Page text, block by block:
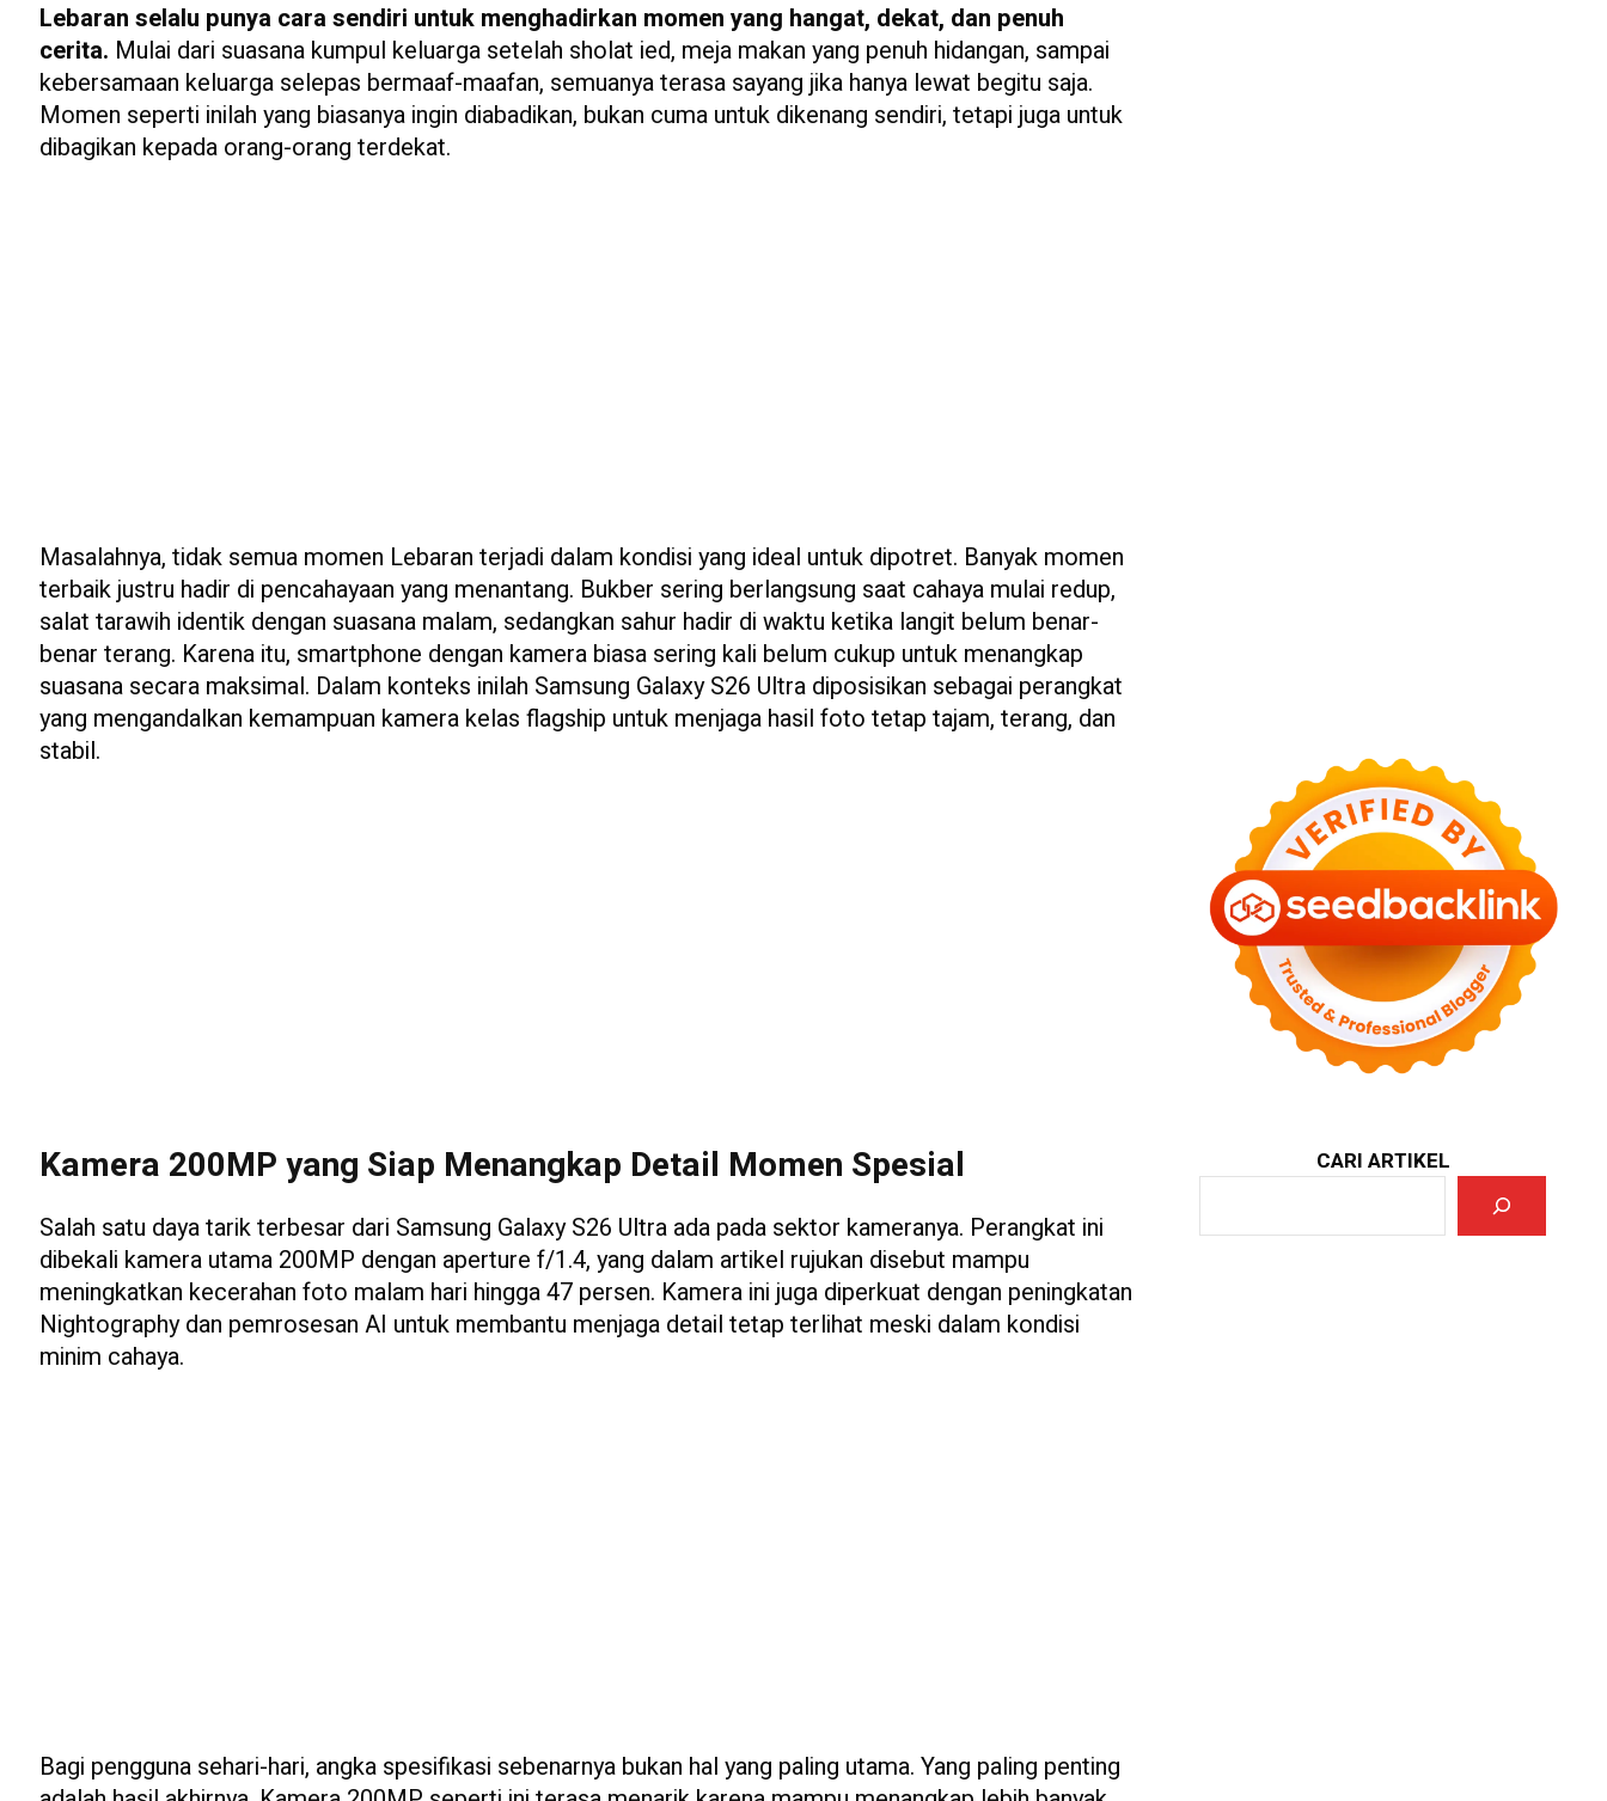
Lebaran selalu punya cara sendiri untuk menghadirkan momen yang hangat, dekat, dan penuh
cerita. Mulai dari suasana kumpul keluarga setelah sholat ied, meja makan yang penuh hidangan, sampai
kebersamaan keluarga selepas bermaaf-maafan, semuanya terasa sayang jika hanya lewat begitu saja.
Momen seperti inilah yang biasanya ingin diabadikan, bukan cuma untuk dikenang sendiri, tetapi juga untuk
dibagikan kepada orang-orang terdekat.
Masalahnya, tidak semua momen Lebaran terjadi dalam kondisi yang ideal untuk dipotret. Banyak momen
terbaik justru hadir di pencahayaan yang menantang. Bukber sering berlangsung saat cahaya mulai redup,
salat tarawih identik dengan suasana malam, sedangkan sahur hadir di waktu ketika langit belum benar-
benar terang. Karena itu, smartphone dengan kamera biasa sering kali belum cukup untuk menangkap
suasana secara maksimal. Dalam konteks inilah Samsung Galaxy S26 Ultra diposisikan sebagai perangkat
yang mengandalkan kemampuan kamera kelas flagship untuk menjaga hasil foto tetap tajam, terang, dan
stabil.
Kamera 200MP yang Siap Menangkap Detail Momen Spesial
Salah satu daya tarik terbesar dari Samsung Galaxy S26 Ultra ada pada sektor kameranya. Perangkat ini
dibekali kamera utama 200MP dengan aperture f/1.4, yang dalam artikel rujukan disebut mampu
meningkatkan kecerahan foto malam hari hingga 47 persen. Kamera ini juga diperkuat dengan peningkatan
Nightography dan pemrosesan AI untuk membantu menjaga detail tetap terlihat meski dalam kondisi
minim cahaya.
Bagi pengguna sehari-hari, angka spesifikasi sebenarnya bukan hal yang paling utama. Yang paling penting
CARI ARTIKEL